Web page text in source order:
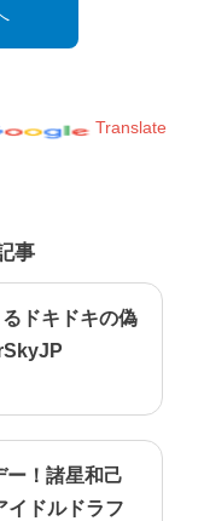
Translate
事
ドキドキの偽
ー！諸星和己
イドルドラフ